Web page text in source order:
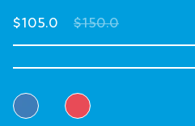
$105.0 Price reduced from
$150.0to
選擇 顏色